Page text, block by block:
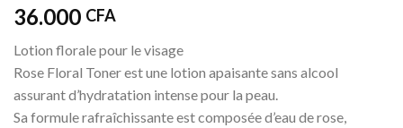
36.000 CFA
Lotion florale pour le visage
Rose Floral Toner est une lotion apaisante sans alcool
assurant d’hydratation intense pour la peau.
Sa formule rafraîchissante est composée d’eau de rose,